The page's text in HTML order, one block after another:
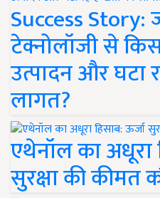
Success Story:
टेक्नोलॉजी से
उत्पादन और घटा
लागत?
एथेनॉल का अधूरा
सुरक्षा की कीमत